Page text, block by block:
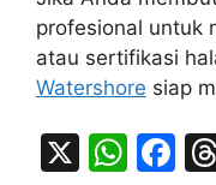
profesional untuk
atau sertifikasi
Watershore siap
X
W F